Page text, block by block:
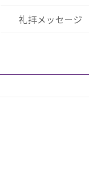
礼拝メッセージ